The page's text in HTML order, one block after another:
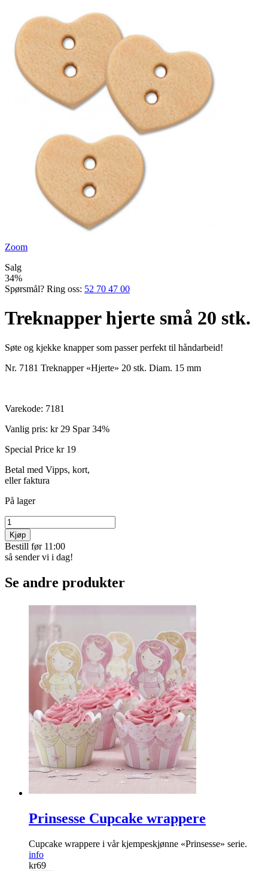
Zoom
Salg
34%
Spørsmål? Ring oss: 52 70 47 00
Treknapper hjerte små 20 stk.
Søte og kjekke knapper som passer perfekt til håndarbeid!
Nr. 7181 Treknapper «Hjerte» 20 stk. Diam. 15 mm
Varekode: 7181
Vanlig pris: kr 29 Spar 34%
Special Price kr 19
Betal med Vipps, kort,
eller faktura
På lager
Kjøp
Bestill før 11:00
så sender vi i dag!
Se andre produkter
Prinsesse Cupcake wrappere
Cupcake wrappere i vår kjempeskjønne «Prinsesse» serie.
info
kr69